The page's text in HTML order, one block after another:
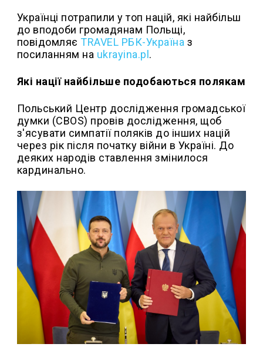
Українці потрапили у топ націй, які найбільш
до вподоби громадянам Польщі,
повідомляє TRAVEL РБК-Україна з
посиланням на ukrayina.pl .
Які нації найбільше подобаються полякам
Польський Центр дослідження громадської
думки (CBOS) провів дослідження, щоб
з'ясувати симпатії поляків до інших націй
через рік після початку війни в Україні. До
деяких народів ставлення змінилося
кардинально.